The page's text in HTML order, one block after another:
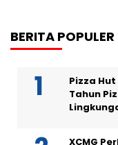
BERITA POPULER
Pizza Hut
Tahun
XCMG